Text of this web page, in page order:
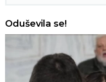
Oduševila se!